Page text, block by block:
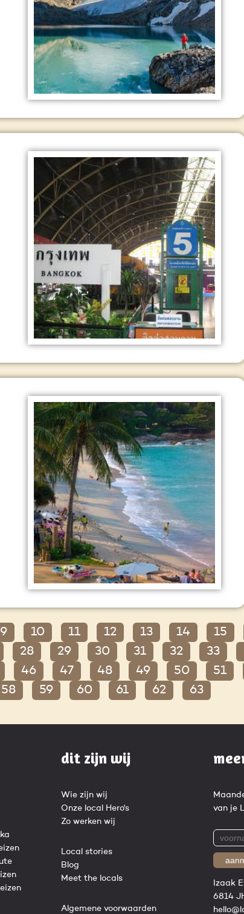
9 10 11 12 13 14 15
28 29 30 31 32 33
46 47 48 49 50 51
58 59 60 61 62 63
dit zijn wij
Wie zijn wij
Onze local Hero's
Zo werken wij
Local stories
Blog
Meet the locals
Algemene voorwaarden
van je
Izaak
6814